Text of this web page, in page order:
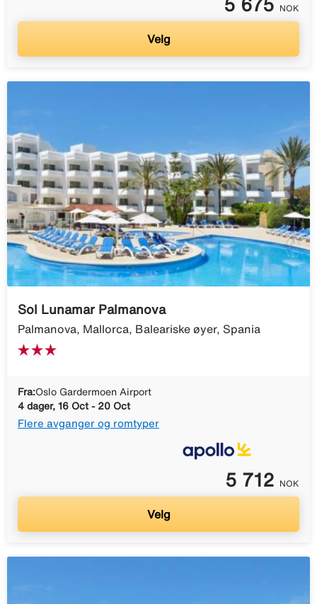
5 675 NOK
Velg
Sol Lunamar Palmanova
Palmanova, Mallorca, Baleariske øyer, Spania
Fra:Oslo Gardermoen Airport
4 dager, 16 Oct - 20 Oct
Flere avganger og romtyper
5 712 NOK
Velg